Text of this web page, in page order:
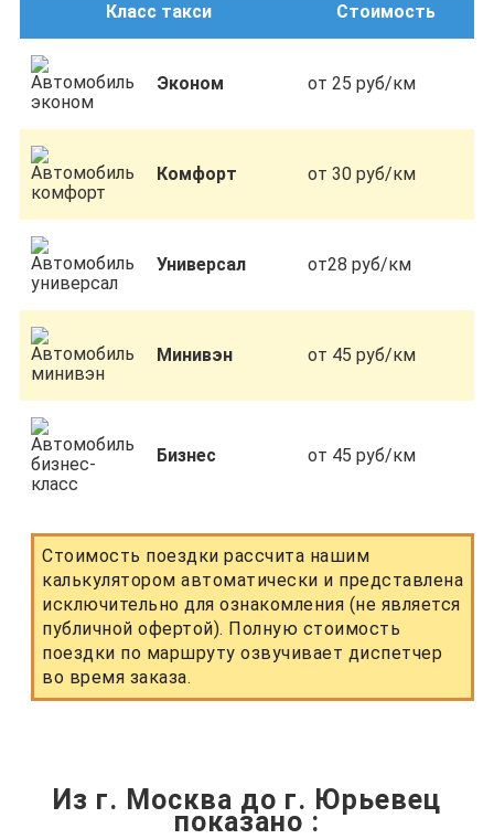
Класс такси Стоимость
Эконом от 25 руб/км
Комфорт от 30 руб/км
Универсал от28 руб/км
Минивэн от 45 руб/км
Бизнес от 45 руб/км
Стоимость поездки рассчита нашим
калькулятором автоматически и представлена
исключительно для ознакомления (не является
публичной офертой). Полную стоимость
поездки по маршруту озвучивает диспетчер
во время заказа.
Из г. Москва до г. Юрьевец
показано :